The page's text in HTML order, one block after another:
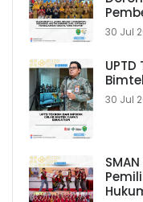
30 Jul
30 Jul